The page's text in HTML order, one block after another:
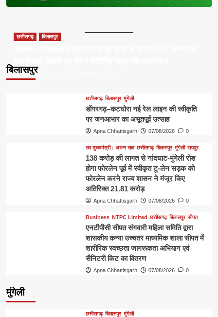
बिलासपुर
छत्तीसगढ़ बिलासपुर
Apna Chhattisgarh
छत्तीसगढ़ बिलासपुर मुंगेली
डोंगरगढ़–कटघोरा नई रेल लाइन की स्वीकृति
पर जनआभार का अभूतपूर्व उत्साह
Apna Chhattisgarh 07/08/2026 0
उप मुख्यमंत्री : अरुण साव छत्तीसगढ़ बिलासपुर मुंगेली रायपुर
138 करोड़ की लागत से नांदघाट-मुंगेली रोड
होगा फोरलेन पूर्व में स्वीकृत टू-लेन सड़क को
फोरलेन करने राज्य शासन ने मंजूर किए
अतिरिक्त 21.81 करोड़
Apna Chhattisgarh 07/08/2026 0
Business NTPC Limited छत्तीसगढ़ बिलासपुर सीपत
एनटीपीसी सीपत संगवारी महिला समिति द्वारा
शासकीय कन्या उच्चतर माध्यमिक शाला सीपत में
शारीरिक स्वच्छता जागरूकता अभियान एवं
सैनिटरी किट का वितरण
Apna Chhattisgarh 07/08/2026 0
मुंगेली
छत्तीसगढ़ बिलासपुर मुंगेली